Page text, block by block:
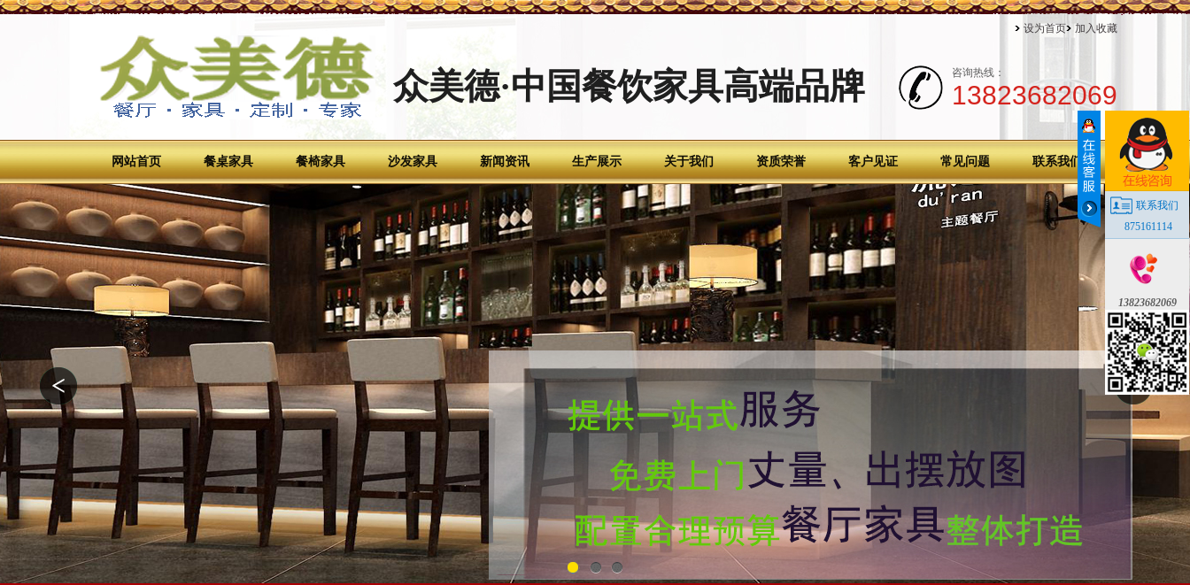
众美德·中国餐饮家具高端品牌
设为首页 加入收藏
咨询热线：
13823682069
网站首页 餐桌家具 餐椅家具 沙发家具 新闻资讯 生产展示 关于我们 资质荣誉 客户见证 常见问题 联系我们
1 2
3
联系我们
875161114
13823682069